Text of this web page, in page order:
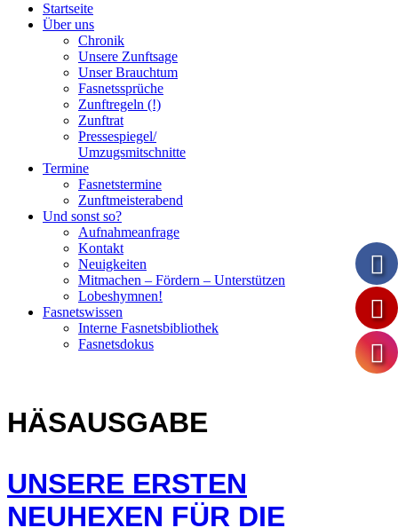
Inhalt
springen
Startseite
Über uns
Chronik
Unsere Zunftsage
Unser Brauchtum
Fasnetssprüche
Zunftregeln (!)
Zunftrat
Pressespiegel/
Umzugsmitschnitte
Termine
Fasnetstermine
Zunftmeisterabend
Und sonst so?
Aufnahmeanfrage
Kontakt
Neuigkeiten
Mitmachen – Fördern – Unterstützen
Lobeshymnen!
Fasnetswissen
Interne Fasnetsbibliothek
Fasnetsdokus
HÄSAUSGABE
UNSERE ERSTEN
NEUHEXEN FÜR DIE